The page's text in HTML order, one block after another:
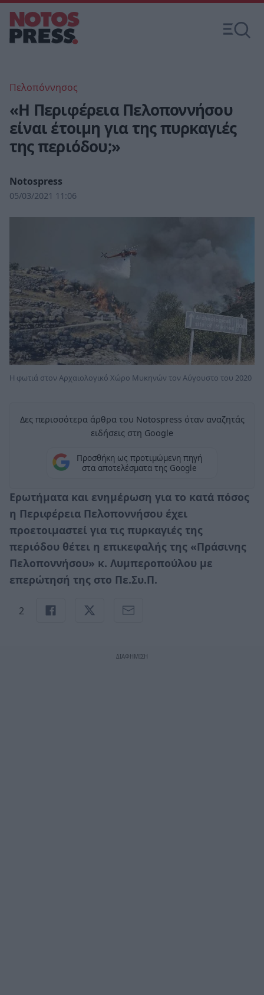
Πελοπόννησος
«Η Περιφέρεια Πελοποννήσου
είναι έτοιμη για της πυρκαγιές
της περιόδου;»
Notospress
05/03/2021 11:06
Η φωτιά στον Αρχαιολογικό Χώρο Μυκηνών τον Αύγουστο του 2020
Δες περισσότερα άρθρα του Notospress όταν αναζητάς
ειδήσεις στη Google
Προσθήκη ως προτιμώμενη πηγή
στα αποτελέσματα της Google
Ερωτήματα και ενημέρωση για το κατά πόσος
η Περιφέρεια Πελοποννήσου έχει
προετοιμαστεί για τις πυρκαγιές της
περιόδου θέτει η επικεφαλής της «Πράσινης
Πελοποννήσου» κ. Λυμπεροπούλου με
επερώτησή της στο Πε.Συ.Π.
2